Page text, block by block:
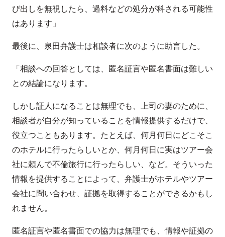
び出しを無視したら、過料などの処分が科される可能性
はあります」
最後に、泉田弁護士は相談者に次のように助言した。
「相談への回答としては、匿名証言や匿名書面は難しい
との結論になります。
しかし証人になることは無理でも、上司の妻のために、
相談者が自分が知っていることを情報提供するだけで、
役立つこともあります。たとえば、何月何日にどこそこ
のホテルに行ったらしいとか、何月何日に実はツアー会
社に頼んで不倫旅行に行ったらしい、など。そういった
情報を提供することによって、弁護士がホテルやツアー
会社に問い合わせ、証拠を取得することができるかもし
れません。
匿名証言や匿名書面での協力は無理でも、情報や証拠の